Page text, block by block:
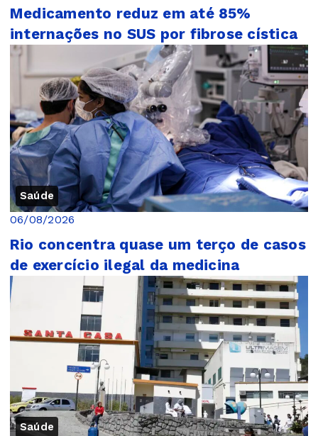
Medicamento reduz em até 85%
internações no SUS por fibrose cística
Saúde
06/08/2026
Rio concentra quase um terço de casos
de exercício ilegal da medicina
Saúde